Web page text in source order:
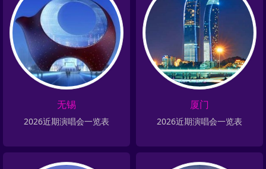
无锡
2026近期演唱会一览表
厦门
2026近期演唱会一览表